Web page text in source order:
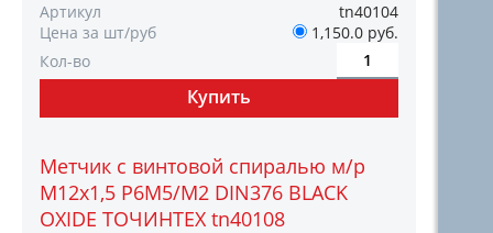
Артикул
tn40104
Цена за шт/руб
1,150.0 руб.
Кол-во
Метчик с винтовой спиралью м/р
М12х1,5 Р6М5/М2 DIN376 BLACK
OXIDE ТОЧИНТЕХ tn40108